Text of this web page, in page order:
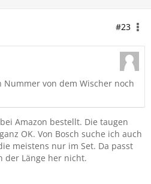
#23
von dem Wischer noch
Amazon bestellt. Die taugen
OK. Von Bosch suche ich auch
meistens nur im Set. Da passt
der Länge her nicht.